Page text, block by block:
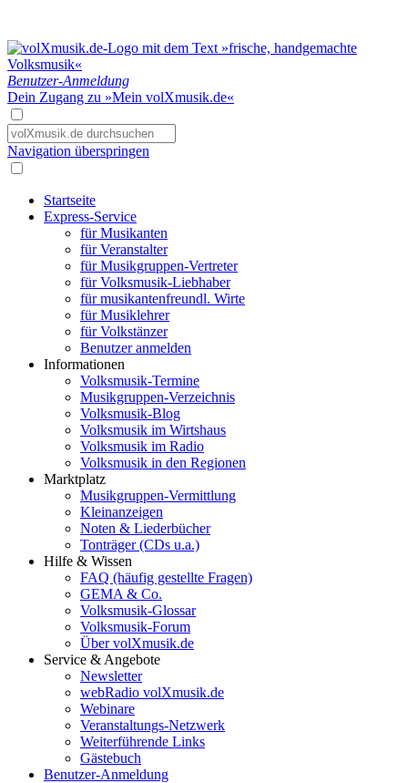
Benutzer-Anmeldung
Dein Zugang zu »Mein volXmusik.de«
Navigation überspringen
Startseite
Express-Service
für Musikanten
für Veranstalter
für Musikgruppen-Vertreter
für Volksmusik-Liebhaber
für musikantenfreundl. Wirte
für Musiklehrer
für Volkstänzer
Benutzer anmelden
Informationen
Volksmusik-Termine
Musikgruppen-Verzeichnis
Volksmusik-Blog
Volksmusik im Wirtshaus
Volksmusik im Radio
Volksmusik in den Regionen
Marktplatz
Musikgruppen-Vermittlung
Kleinanzeigen
Noten & Liederbücher
Tonträger (CDs u.a.)
Hilfe & Wissen
FAQ (häufig gestellte Fragen)
GEMA & Co.
Volksmusik-Glossar
Volksmusik-Forum
Über volXmusik.de
Service & Angebote
Newsletter
webRadio volXmusik.de
Webinare
Veranstaltungs-Netzwerk
Weiterführende Links
Gästebuch
Benutzer-Anmeldung